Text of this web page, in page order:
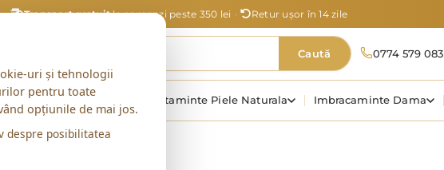
Transport gratuitla comenzi peste 350 lei · Retur ușor în 14 zile
Caută 0774 579 083
Incaltaminte Dama Incaltaminte Piele Naturala Imbracaminte Dama
uri și tehnologii
pentru toate
opțiunile de mai jos.
despre posibilitatea